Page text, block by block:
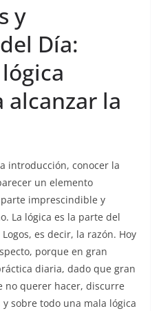
y
Día:
alcanzar la
introducción, conocer la
un elemento
imprescindible y
La lógica es la parte del
es decir, la razón. Hoy
porque en gran
diaria, dado que gran
no querer hacer, discurre
sobre todo una mala lógica